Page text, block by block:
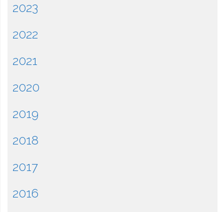
2023
2022
2021
2020
2019
2018
2017
2016